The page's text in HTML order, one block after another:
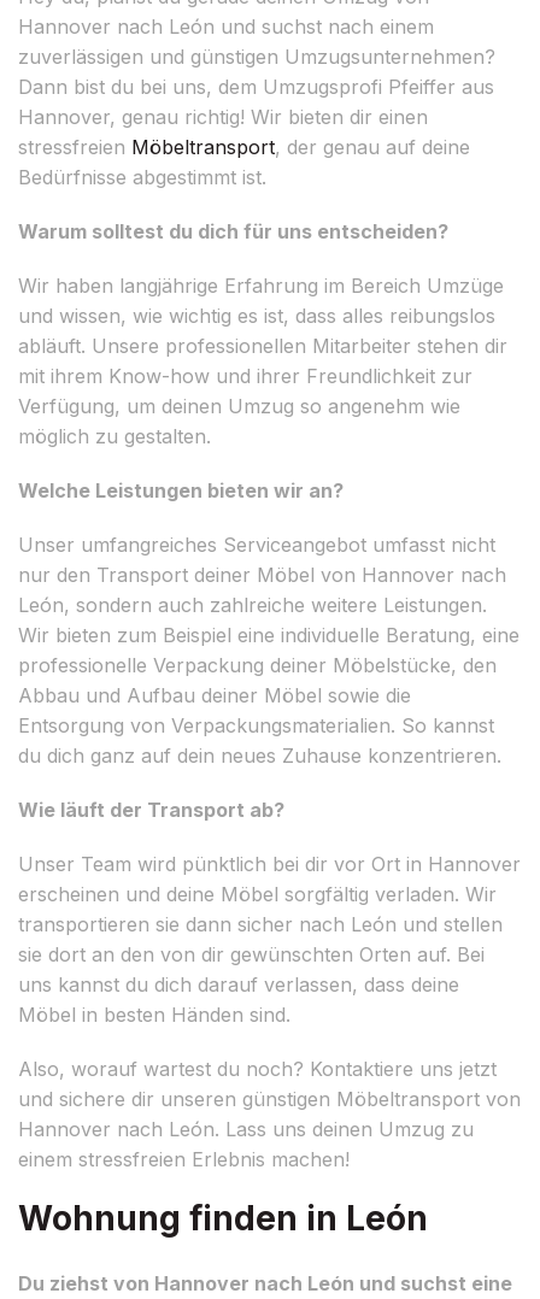
Hannover nach León und suchst nach einem
zuverlässigen und günstigen Umzugsunternehmen?
Dann bist du bei uns, dem Umzugsprofi Pfeiffer aus
Hannover, genau richtig! Wir bieten dir einen
stressfreien Möbeltransport, der genau auf deine
Bedürfnisse abgestimmt ist.
Warum solltest du dich für uns entscheiden?
Wir haben langjährige Erfahrung im Bereich Umzüge
und wissen, wie wichtig es ist, dass alles reibungslos
abläuft. Unsere professionellen Mitarbeiter stehen dir
mit ihrem Know-how und ihrer Freundlichkeit zur
Verfügung, um deinen Umzug so angenehm wie
möglich zu gestalten.
Welche Leistungen bieten wir an?
Unser umfangreiches Serviceangebot umfasst nicht
nur den Transport deiner Möbel von Hannover nach
León, sondern auch zahlreiche weitere Leistungen.
Wir bieten zum Beispiel eine individuelle Beratung, eine
professionelle Verpackung deiner Möbelstücke, den
Abbau und Aufbau deiner Möbel sowie die
Entsorgung von Verpackungsmaterialien. So kannst
du dich ganz auf dein neues Zuhause konzentrieren.
Wie läuft der Transport ab?
Unser Team wird pünktlich bei dir vor Ort in Hannover
erscheinen und deine Möbel sorgfältig verladen. Wir
transportieren sie dann sicher nach León und stellen
sie dort an den von dir gewünschten Orten auf. Bei
uns kannst du dich darauf verlassen, dass deine
Möbel in besten Händen sind.
Also, worauf wartest du noch? Kontaktiere uns jetzt
und sichere dir unseren günstigen Möbeltransport von
Hannover nach León. Lass uns deinen Umzug zu
einem stressfreien Erlebnis machen!
Wohnung finden in León
Du ziehst von Hannover nach León und suchst eine